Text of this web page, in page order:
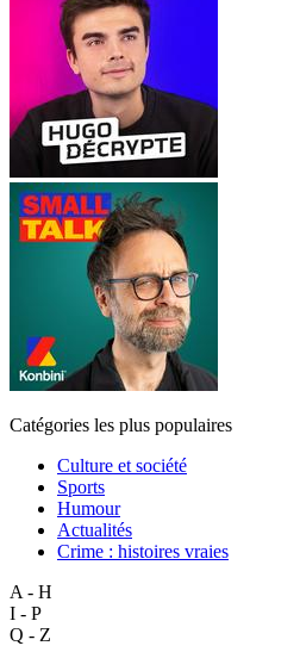
Catégories les plus populaires
Culture et société
Sports
Humour
Actualités
Crime : histoires vraies
A - H
I - P
Q - Z